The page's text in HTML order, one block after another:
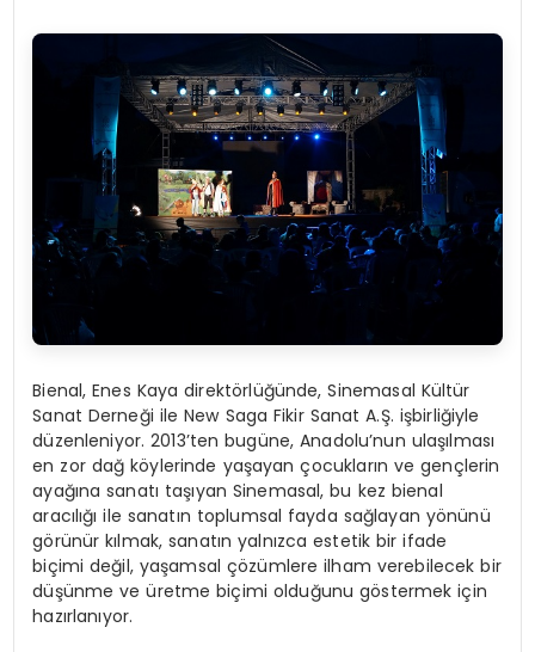
Bienal, Enes Kaya direktörlüğünde, Sinemasal Kültür
Sanat Derneği ile New Saga Fikir Sanat A.Ş. işbirliğiyle
düzenleniyor. 2013’ten bugüne, Anadolu’nun ulaşılması
en zor dağ köylerinde yaşayan çocukların ve gençlerin
ayağına sanatı taşıyan Sinemasal, bu kez bienal
aracılığı ile sanatın toplumsal fayda sağlayan yönünü
görünür kılmak, sanatın yalnızca estetik bir ifade
biçimi değil, yaşamsal çözümlere ilham verebilecek bir
düşünme ve üretme biçimi olduğunu göstermek için
hazırlanıyor.